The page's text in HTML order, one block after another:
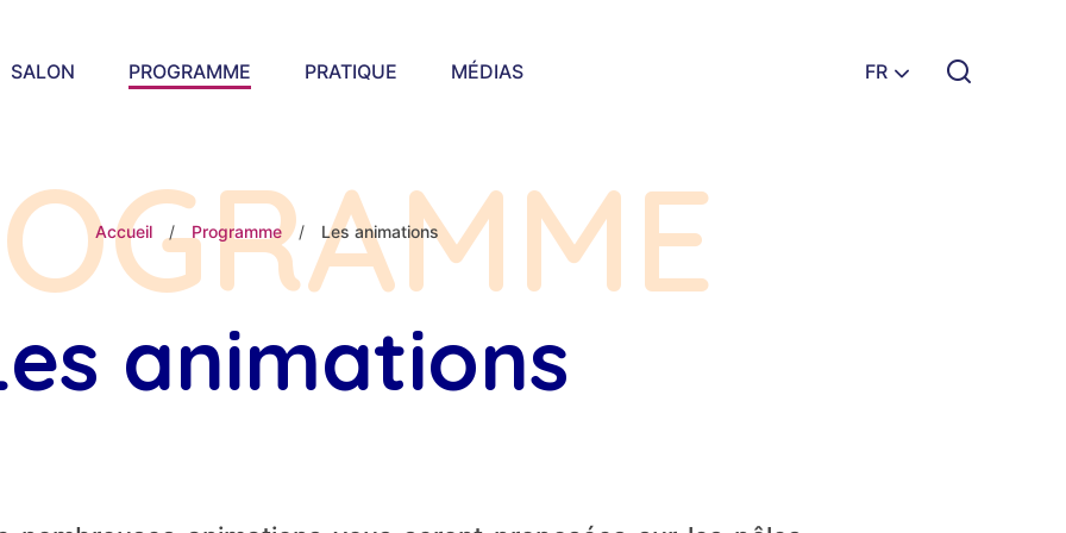
SALON PROGRAMME PRATIQUE MÉDIAS FR
animations
Accueil / Programme / Les animations